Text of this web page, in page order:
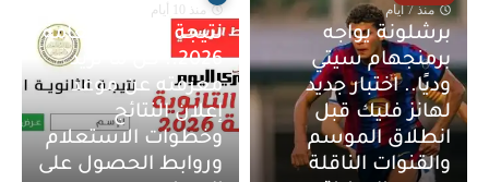
منذ 7 أيام
برشلونة يواجه
برمنجهام سيتي
وديًا.. اختبار جديد
لهانز فليك قبل
انطلاق الموسم
والقنوات الناقلة
منذ 10 أيام
نتيجة الثانوية العامة
2026.. كل ما تريد
معرفته عن موعد
إعلان النتائج
وخطوات الاستعلام
وروابط الحصول على